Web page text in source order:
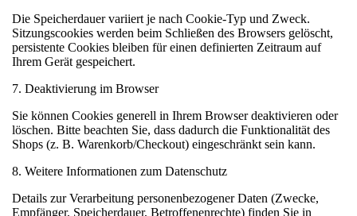
Die Speicherdauer variiert je nach Cookie-Typ und Zweck.
Sitzungscookies werden beim Schließen des Browsers gelöscht,
persistente Cookies bleiben für einen definierten Zeitraum auf
Ihrem Gerät gespeichert.
7. Deaktivierung im Browser
Sie können Cookies generell in Ihrem Browser deaktivieren oder
löschen. Bitte beachten Sie, dass dadurch die Funktionalität des
Shops (z. B. Warenkorb/Checkout) eingeschränkt sein kann.
8. Weitere Informationen zum Datenschutz
Details zur Verarbeitung personenbezogener Daten (Zwecke,
Empfänger, Speicherdauer, Betroffenenrechte) finden Sie in